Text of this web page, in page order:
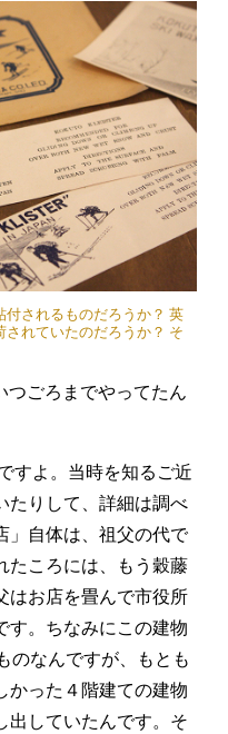
付されるものだろうか？ 英
れていたのだろうか？ そ
つごろまでやってたん
すよ。当時を知るご近
たりして、詳細は調べ
」自体は、祖父の代で
たころには、もう穀藤
はお店を畳んで市役所
す。ちなみにこの建物
のなんですが、もとも
かった４階建ての建物
出していたんです。そ